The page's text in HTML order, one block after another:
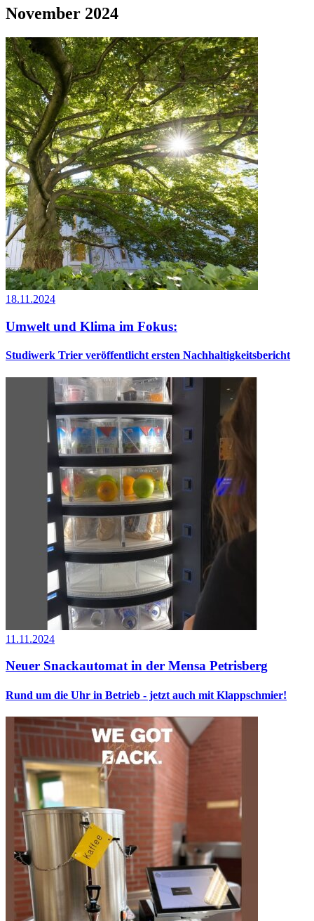
November 2024
18.11.2024
Umwelt und Klima im Fokus:
Studiwerk Trier veröffentlicht ersten Nachhaltigkeitsbericht
11.11.2024
Neuer Snackautomat in der Mensa Petrisberg
Rund um die Uhr in Betrieb - jetzt auch mit Klappschmier!